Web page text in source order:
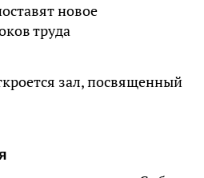
новое
труда
зал, посвященный